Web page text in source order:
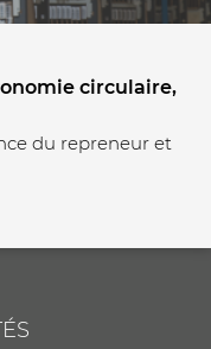
circulaire,
du repreneur et